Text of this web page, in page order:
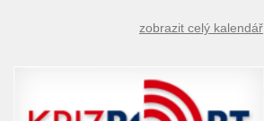
zobrazit celý kalendář